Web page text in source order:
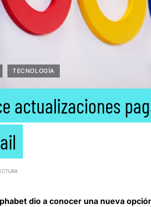
TECNOLOGÍA
actualizaciones
dio a conocer una nueva